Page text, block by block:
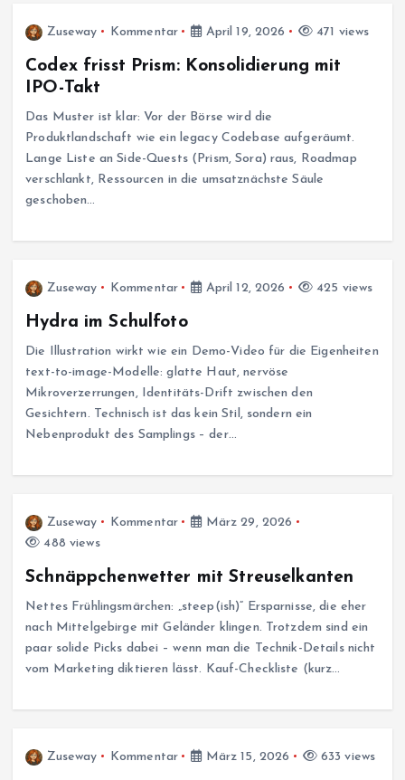
Zuseway Kommentar April 19, 2026 471 views
Codex frisst Prism: Konsolidierung mit
IPO-Takt
Das Muster ist klar: Vor der Börse wird die
Produktlandschaft wie ein legacy Codebase aufgeräumt.
Lange Liste an Side-Quests (Prism, Sora) raus, Roadmap
verschlankt, Ressourcen in die umsatznächste Säule
geschoben…
Zuseway Kommentar April 12, 2026 425 views
Hydra im Schulfoto
Die Illustration wirkt wie ein Demo-Video für die Eigenheiten
text-to-image-Modelle: glatte Haut, nervöse
Mikroverzerrungen, Identitäts-Drift zwischen den
Gesichtern. Technisch ist das kein Stil, sondern ein
Nebenprodukt des Samplings – der…
Zuseway Kommentar
März 29, 2026
488 views
Schnäppchenwetter mit Streuselkanten
Nettes Frühlingsmärchen: „steep(ish)“ Ersparnisse, die eher
nach Mittelgebirge mit Geländer klingen. Trotzdem sind ein
paar solide Picks dabei – wenn man die Technik-Details nicht
vom Marketing diktieren lässt. Kauf-Checkliste (kurz…
Zuseway Kommentar März 15, 2026 633 views